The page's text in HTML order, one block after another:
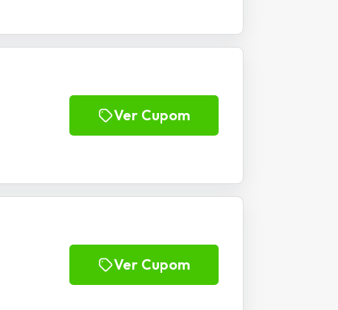
Ver Cupom
Ver Cupom